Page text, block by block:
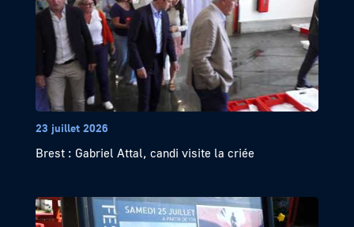
23 juillet 2026
Brest : Gabriel Attal, candi visite la criée